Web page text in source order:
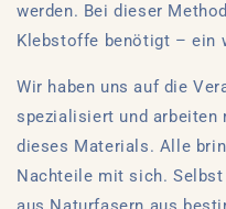
werden. Bei dieser
Klebstoffe benötigt – ein
Wir haben uns auf die
spezialisiert und arbeiten
dieses Materials. Alle
Nachteile mit sich.